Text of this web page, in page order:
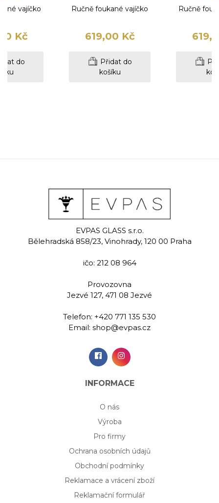
vajíčko
Kč
do
Ručně foukané vajíčko
619,00 Kč
Přidat do
košíku
Ručně
EVPAS GLASS s.r.o.
Bělehradská 858/23, Vinohrady, 120 00 Praha
ičo: 212 08 964
Provozovna
Jezvé 127, 471 08 Jezvé
Telefon: +420 771 135 530
Email: shop@evpas.cz
INFORMACE
O nás
Výroba
Pro firmy
Ochrana osobních údajů
Obchodní podmínky
Reklamace a vrácení zboží
Reklamační formulář